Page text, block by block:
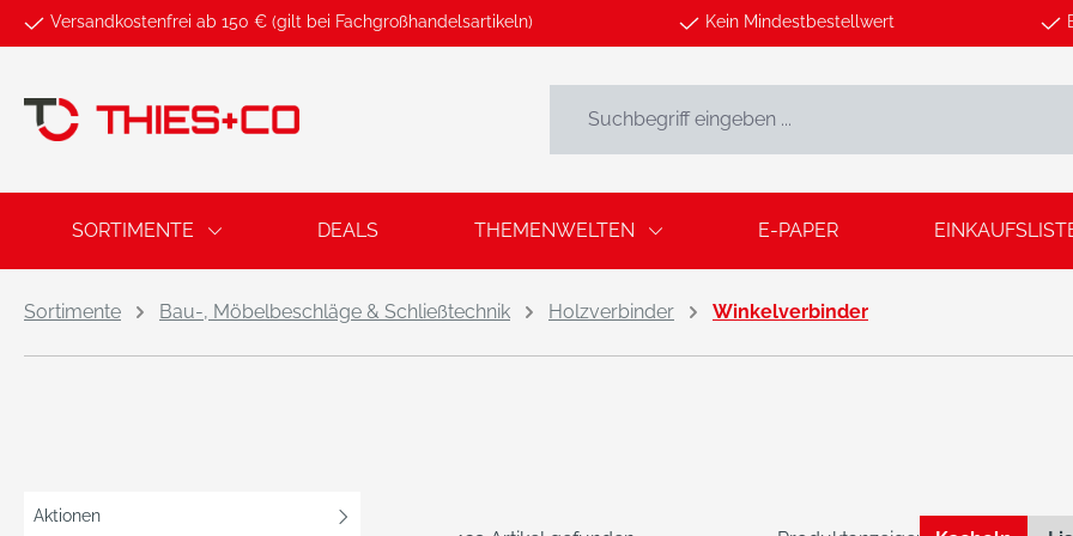
Zur Hauptnavigation springen
Versandkostenfrei ab 150 € (gilt bei Fachgroßhandelsartikeln) Kein Mindestbestellwert
SORTIMENTE DEALS THEMENWELTEN E-PAPER
Sortimente Bau-, Möbelbeschläge & Schließtechnik Holzverbinder Winkelverbinder
Aktionen